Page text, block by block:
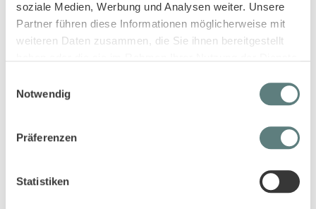
soziale Medien, Werbung und Analysen weiter. Unsere
Partner führen diese Informationen möglicherweise mit
weiteren Daten zusammen, die Sie ihnen bereitgestellt
Notwendig
Präferenzen
Statistiken